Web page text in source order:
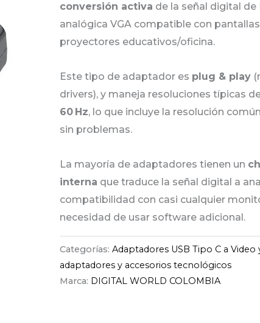
conversión activa de la señal digital de
analógica VGA compatible con
proyectores educativos/oficina.
Este tipo de adaptador es plug & play
drivers), y maneja resoluciones típicas
60 Hz, lo que incluye la resolución común
sin problemas.
La mayoría de adaptadores tienen un
interna que traduce la señal digital a
compatibilidad con casi cualquier
necesidad de usar software adicional.
Categorías:Adaptadores USB Tipo C a Video
adaptadores y accesorios tecnológicos
Marca: DIGITAL WORLD COLOMBIA